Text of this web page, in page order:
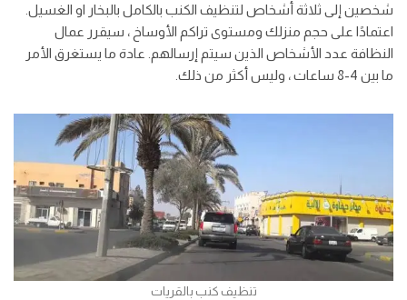
شخصين إلى ثلاثة أشخاص لتنظيف الكنب بالكامل بالبخار او الغسيل.
اعتمادًا على حجم منزلك ومستوى تراكم الأوساخ ، سيقرر عمال
النظافة عدد الأشخاص الذين سيتم إرسالهم. عادة ما يستغرق الأمر
ما بين 4-8 ساعات ، وليس أكثر من ذلك.
تنظيف كنب بالقريات